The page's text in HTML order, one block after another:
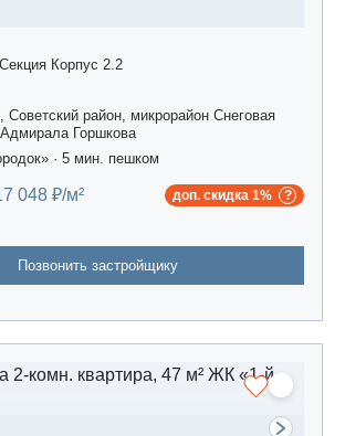
Корпус 2.2
Советский район, микрорайон Снеговая
Горшкова
· 5 мин. пешком
048 ₽/м² доп. скидка 1%
Позвонить застройщику